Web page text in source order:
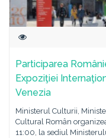
Participarea
Expoziţiei
Venezia
Ministerul Culturii,
Cultural Român
11:00, la sediul